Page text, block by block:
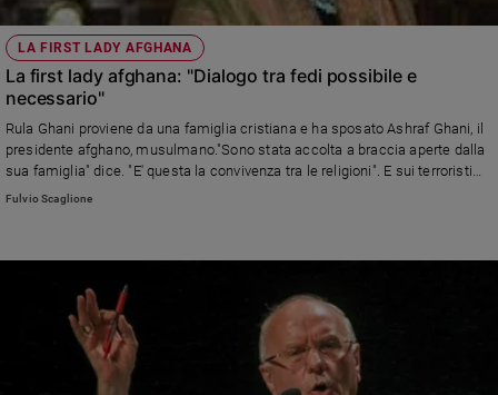
LA FIRST LADY AFGHANA
La first lady afghana: "Dialogo tra fedi possibile e
necessario"
Rula Ghani proviene da una famiglia cristiana e ha sposato Ashraf Ghani, il
presidente afghano, musulmano."Sono stata accolta a braccia aperte dalla
sua famiglia" dice. "E' questa la convivenza tra le religioni". E sui terroristi
islamici dell'Isis dice: "Togliete islamici, sono terroristi e basta. Ma nel mio
Fulvio Scaglione